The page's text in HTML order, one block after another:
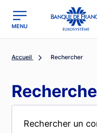
MENU
Accueil Rechercher
Recherche